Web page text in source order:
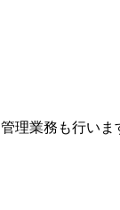
理業務も行い